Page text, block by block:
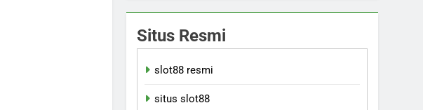
Situs Resmi
slot88 resmi
situs slot88